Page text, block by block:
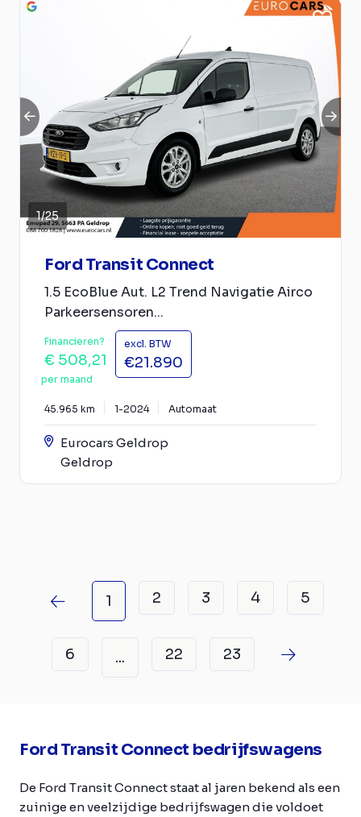
1/25
Ford Transit Connect
1.5 EcoBlue Aut. L2 Trend Navigatie Airco
Parkeersensoren...
Financieren?
€ 508,21
per maand
excl. BTW
€21.890
45.965 km 1-2024 Automaat
Eurocars Geldrop
Geldrop
1 2 3 4 5
6 ... 22 23
Ford Transit Connect bedrijfswagens
De Ford Transit Connect staat al jaren bekend als een
zuinige en veelzijdige bedrijfswagen die voldoet